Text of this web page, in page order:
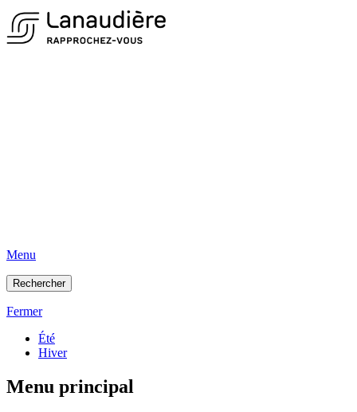
Menu
Rechercher
Fermer
Été
Hiver
Menu principal